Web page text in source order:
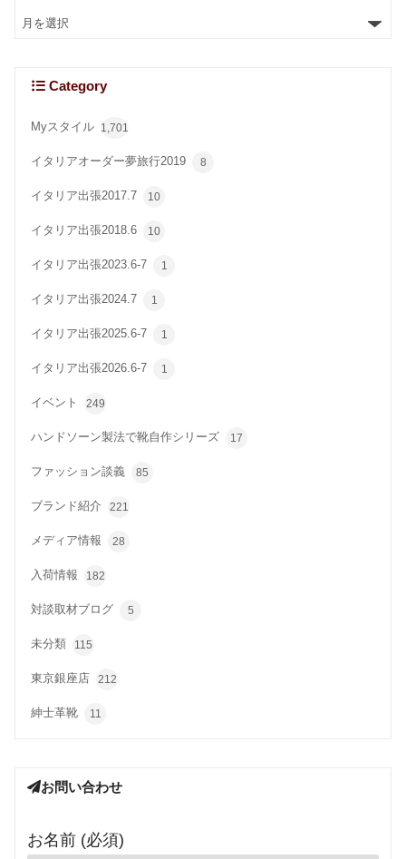
Category
Myスタイル 1,701
イタリアオーダー夢旅行2019 8
イタリア出張2017.7 10
イタリア出張2018.6 10
イタリア出張2023.6-7 1
イタリア出張2024.7 1
イタリア出張2025.6-7 1
イタリア出張2026.6-7 1
イベント 249
ハンドソーン製法で靴自作シリーズ 17
ファッション談義 85
ブランド紹介 221
メディア情報 28
入荷情報 182
対談取材ブログ 5
未分類 115
東京銀座店 212
紳士革靴 11
お問い合わせ
お名前 (必須)